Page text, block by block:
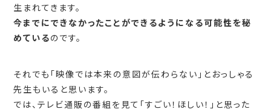
生まれてきます。
今までにできなかったことができるようになる可能性を秘
めているのです。
それでも「映像では本来の意図が伝わらない」とおっしゃる
先生もいると思います。
では、テレビ通販の番組を見て「すごい！ほしい！」と思った